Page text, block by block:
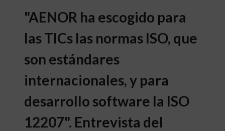
"AENOR ha escogido para
las TICs las normas ISO, que
son estándares
internacionales, y para
desarrollo software la ISO
12207". Entrevista del